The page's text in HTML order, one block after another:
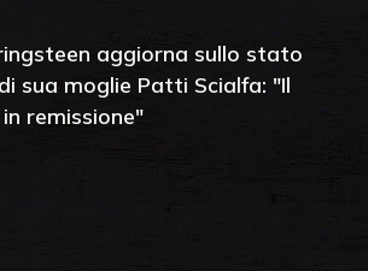
aggiorna sullo stato
sua moglie Patti Scialfa: "Il
remissione"